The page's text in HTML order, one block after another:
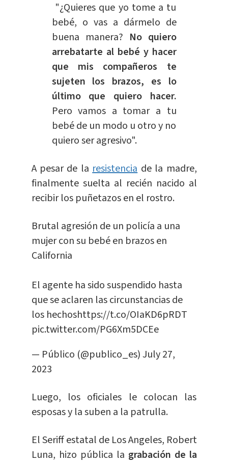
"¿Quieres que yo tome a tu
bebé, o vas a dármelo de
buena manera? No quiero
arrebatarte al bebé y hacer
que mis compañeros te
sujeten los brazos, es lo
último que quiero hacer.
Pero vamos a tomar a tu
bebé de un modo u otro y no
quiero ser agresivo".
A pesar de laresistenciade la madre,
finalmente suelta al recién nacido al
recibir los puñetazos en el rostro.
Brutal agresión de un policía a una
mujer con su bebé en brazos en
California
El agente ha sido suspendido hasta
que se aclaren las circunstancias de
los hechoshttps://t.co/OIaKD6pRDT
pic.twitter.com/PG6Xm5DCEe
— Público (@publico_es)July 27,
2023
Luego, los oficiales le colocan las
esposas y la suben a la patrulla.
El Seriff estatal de Los Angeles, Robert
Luna, hizo pública la grabación de la